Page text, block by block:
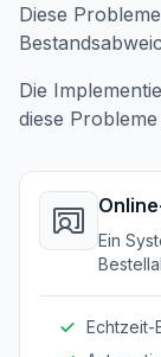
Diese
Die
diese
Ein
Echtzeit-